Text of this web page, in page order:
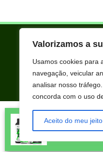
Valorizamos a
Usamos cookies para
navegação, veicular
analisar nosso
concorda com o uso
Aceito do meu jeito
Todos os produtos
extraordinários
Ubiratan Melo